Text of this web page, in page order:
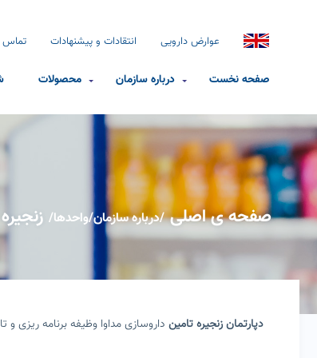
عوارض دارویی انتقادات و پیشنهادات تماس
صفحه نخست درباره سازمان محصولات
صفحه ی اصلی /درباره سازمان/واحدها/
دپارتمان زنجیره تامین داروسازی مداوا وظیفه برنامه ریزی